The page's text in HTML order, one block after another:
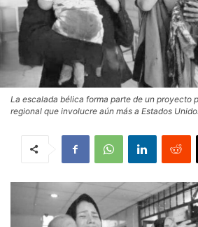
La escalada bélica forma parte de un proyecto
regional que involucre aún más a Estados